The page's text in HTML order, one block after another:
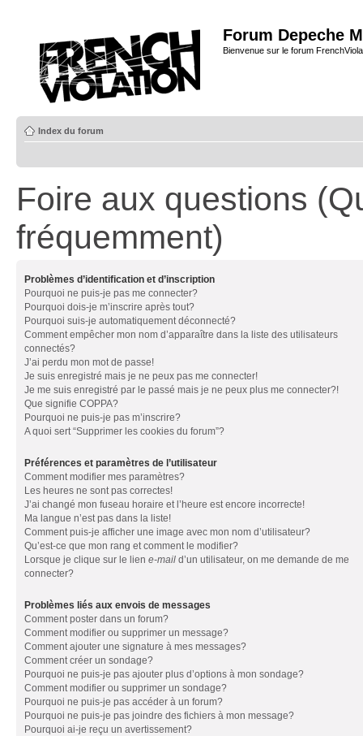
Forum Depeche
Bienvenue sur le forum
Index du forum
Foire aux questions
fréquemment)
Problèmes d’identification et d’inscription
Pourquoi ne puis-je pas me connecter?
Pourquoi dois-je m’inscrire après tout?
Pourquoi suis-je automatiquement déconnecté?
Comment empêcher mon nom d’apparaître dans la liste des utilisateurs
connectés?
J’ai perdu mon mot de passe!
Je suis enregistré mais je ne peux pas me connecter!
Je me suis enregistré par le passé mais je ne peux plus me connecter?!
Que signifie COPPA?
Pourquoi ne puis-je pas m’inscrire?
A quoi sert “Supprimer les cookies du forum”?
Préférences et paramètres de l’utilisateur
Comment modifier mes paramètres?
Les heures ne sont pas correctes!
J’ai changé mon fuseau horaire et l’heure est encore incorrecte!
Ma langue n’est pas dans la liste!
Comment puis-je afficher une image avec mon nom d’utilisateur?
Qu’est-ce que mon rang et comment le modifier?
Lorsque je clique sur le lien e-mail d’un utilisateur, on me demande de me
connecter?
Problèmes liés aux envois de messages
Comment poster dans un forum?
Comment modifier ou supprimer un message?
Comment ajouter une signature à mes messages?
Comment créer un sondage?
Pourquoi ne puis-je pas ajouter plus d’options à mon sondage?
Comment modifier ou supprimer un sondage?
Pourquoi ne puis-je pas accéder à un forum?
Pourquoi ne puis-je pas joindre des fichiers à mon message?
Pourquoi ai-je reçu un avertissement?